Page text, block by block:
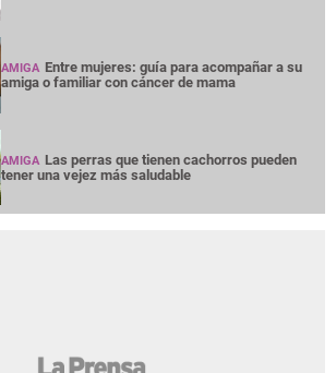
AMIGA Entre mujeres: guía para acompañar a su
amiga o familiar con cáncer de mama
AMIGA Las perras que tienen cachorros pueden
tener una vejez más saludable